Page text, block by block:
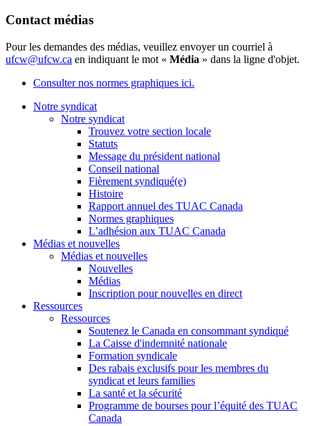
Contact médias
Pour les demandes des médias, veuillez envoyer un courriel à
ufcw@ufcw.ca en indiquant le mot « Média » dans la ligne d'objet.
Consulter nos normes graphiques ici.
Notre syndicat
Notre syndicat
Trouvez votre section locale
Statuts
Message du président national
Conseil national
Fièrement syndiqué(e)
Histoire
Rapport annuel des TUAC Canada
Normes graphiques
L’adhésion aux TUAC Canada
Médias et nouvelles
Médias et nouvelles
Nouvelles
Médias
Inscription pour nouvelles en direct
Ressources
Ressources
Soutenez le Canada en consommant syndiqué
La Caisse d'indemnité nationale
Formation syndicale
Des rabais exclusifs pour les membres du
syndicat et leurs families
La santé et la sécurité
Programme de bourses pour l’équité des TUAC
Canada